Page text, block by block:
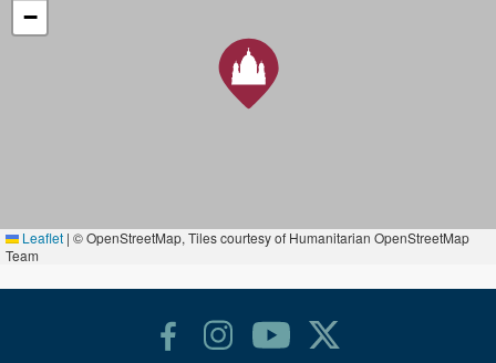
−
Leaflet | © OpenStreetMap, Tiles courtesy of Humanitarian OpenStreetMap
Team